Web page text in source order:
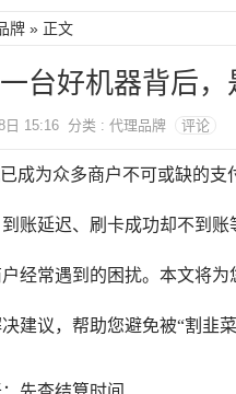
牌 » 正文
台好机器背后
日 15:16 分类 : 代理品牌 评论
成为众多商户不可或缺的
账延迟、刷卡成功却不到
经常遇到的困扰。本文将
建议，帮助您避免被“割韭菜